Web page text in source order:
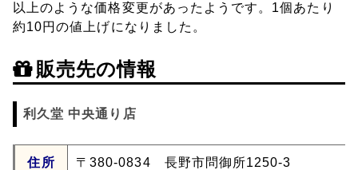
以上のような価格変更があったようです。1個あたり
約10円の値上げになりました。
販売先の情報
利久堂 中央通り店
住所 〒380-0834 長野市問御所1250-3